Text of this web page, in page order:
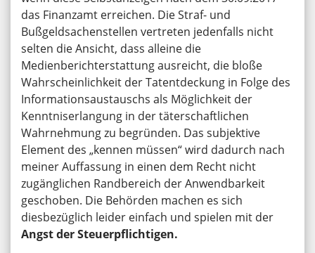
das Finanzamt erreichen. Die Straf- und
Bußgeldsachenstellen vertreten jedenfalls nicht
selten die Ansicht, dass alleine die
Medienberichterstattung ausreicht, die bloße
Wahrscheinlichkeit der Tatentdeckung in Folge des
Informationsaustauschs als Möglichkeit der
Kenntniserlangung in der täterschaftlichen
Wahrnehmung zu begründen. Das subjektive
Element des „kennen müssen“ wird dadurch nach
meiner Auffassung in einen dem Recht nicht
zugänglichen Randbereich der Anwendbarkeit
geschoben. Die Behörden machen es sich
diesbezüglich leider einfach und spielen mit der
Angst der Steuerpflichtigen.